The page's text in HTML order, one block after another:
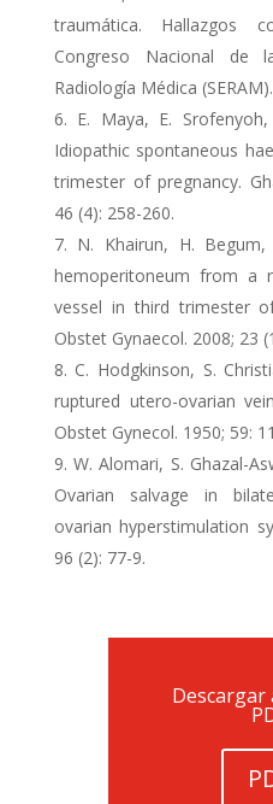
traumática. Hallazgos
Congreso Nacional de
Radiología Médica
E. Maya, E.
Idiopathic spontaneous
trimester of pregnancy.
46 (4): 258-260.
N. Khairun, H.
hemoperitoneum from a
vessel in third trimester
Obstet Gynaecol. 2008; 23
C. Hodgkinson, S.
ruptured utero-ovarian
Obstet Gynecol. 1950; 59:
W. Alomari, S. Ghazal-
Ovarian salvage in
ovarian hyperstimulation
96 (2): 77-9.
Descargar